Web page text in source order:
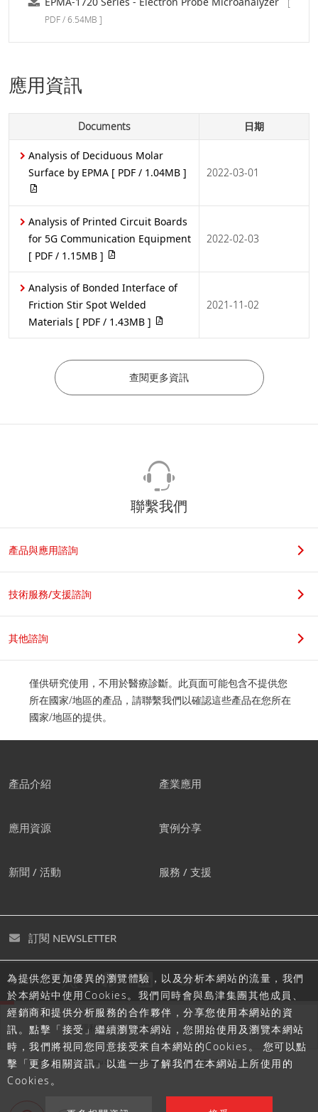
[
PDF / 6.54MB ]
應用資訊
Documents 日期
Analysis of Deciduous Molar
Surface by EPMA [ PDF / 1.04MB ] 2022-03-01
Analysis of Printed Circuit Boards
for 5G Communication Equipment
[ PDF / 1.15MB ]
2022-02-03
Analysis of Bonded Interface of
Friction Stir Spot Welded
Materials [ PDF / 1.43MB ]
2021-11-02
查閱更多資訊
為提供您更加優異的瀏覽體驗，以及分析本網站的流量，我們
於本網站中使用Cookies。我們同時會與島津集團其他成員、
經銷商和提供分析服務的合作夥伴，分享您使用本網站的資
訊。點擊「接受」繼續瀏覽本網站，您開始使用及瀏覽本網站
時，我們將視同您同意接受來自本網站的Cookies。 您可以點
擊「更多相關資訊」以進一步了解我們在本網站上所使用的
Cookies。
聯繫我們
產品與應用諮詢
技術服務/支援諮詢
其他諮詢
僅供研究使用，不用於醫療診斷。此頁面可能包含不提供您
所在國家/地區的產品，請聯繫我們以確認這些產品在您所在
國家/地區的提供。
產品介紹 產業應用
應用資源 實例分享
新聞 / 活動 服務 / 支援
訂閱 NEWSLETTER
追蹤島津
隱私聲明 使用條款 網站地圖